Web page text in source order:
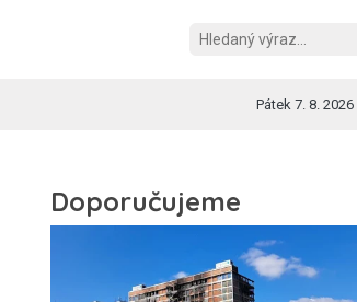
Pátek 7. 8. 2026